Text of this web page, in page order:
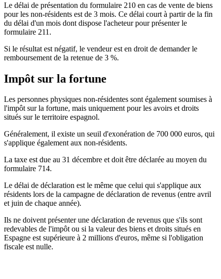
Le délai de présentation du formulaire 210 en cas de vente de biens
pour les non-résidents est de 3 mois. Ce délai court à partir de la fin
du délai d'un mois dont dispose l'acheteur pour présenter le
formulaire 211.
Si le résultat est négatif, le vendeur est en droit de demander le
remboursement de la retenue de 3 %.
Impôt sur la fortune
Les personnes physiques non-résidentes sont également soumises à
l'impôt sur la fortune, mais uniquement pour les avoirs et droits
situés sur le territoire espagnol.
Généralement, il existe un seuil d'exonération de 700 000 euros, qui
s'applique également aux non-résidents.
La taxe est due au 31 décembre et doit être déclarée au moyen du
formulaire 714.
Le délai de déclaration est le même que celui qui s'applique aux
résidents lors de la campagne de déclaration de revenus (entre avril
et juin de chaque année).
Ils ne doivent présenter une déclaration de revenus que s'ils sont
redevables de l'impôt ou si la valeur des biens et droits situés en
Espagne est supérieure à 2 millions d'euros, même si l'obligation
fiscale est nulle.